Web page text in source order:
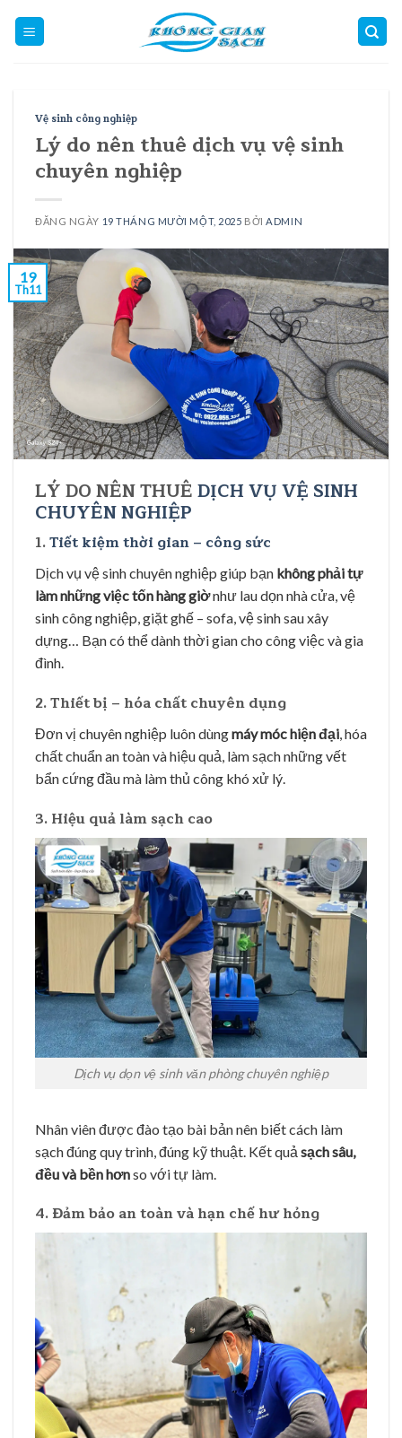
Vệ sinh công nghiệp
Lý do nên thuê dịch vụ vệ sinh
chuyên nghiệp
ĐĂNG NGÀY 19 THÁNG MƯỜI MỘT, 2025 BỞI ADMIN
19
Th11
LÝ DO NÊN THUÊDỊCH VỤ VỆ SINH
CHUYÊN NGHIỆP
1.Tiết kiệm thời gian – công sức
Dịch vụ vệ sinh chuyên nghiệp giúp bạn không phải tự
làm những việc tốn hàng giờnhư lau dọn nhà cửa, vệ
sinh công nghiệp, giặt ghế – sofa, vệ sinh sau xây
dựng… Bạn có thể dành thời gian cho công việc và gia
đình.
2. Thiết bị – hóa chất chuyên dụng
Đơn vị chuyên nghiệp luôn dùngmáy móc hiện đại, hóa
chất chuẩn an toàn và hiệu quả, làm sạch những vết
bẩn cứng đầu mà làm thủ công khó xử lý.
3. Hiệu quả làm sạch cao
Dịch vụ dọn vệ sinh văn phòng chuyên nghiệp
Nhân viên được đào tạo bài bản nên biết cách làm
sạch đúng quy trình, đúng kỹ thuật. Kết quả sạch sâu,
đều và bền hơnso với tự làm.
4. Đảm bảo an toàn và hạn chế hư hỏng